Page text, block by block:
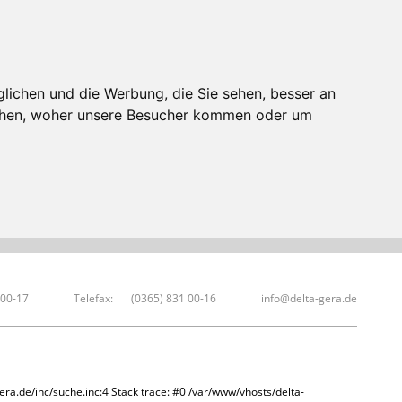
und die Werbung, die Sie sehen, besser an
woher unsere Besucher kommen oder um
17 Telefax: (0365) 831 00-16 info@delta-gera.de
inc/suche.inc:4 Stack trace: #0 /var/www/vhosts/delta-